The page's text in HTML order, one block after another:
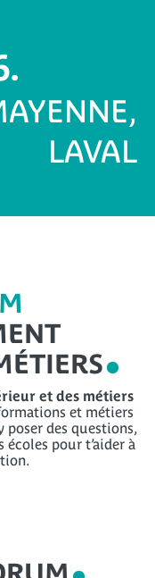
LAVAL
et des métiers
et métiers
poser des questions,
pour t’aider à